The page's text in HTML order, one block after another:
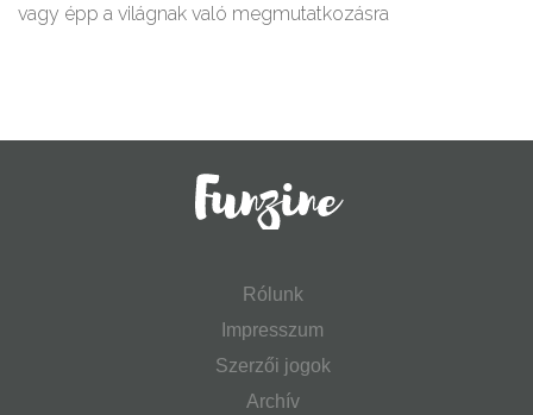
vagy épp a világnak való megmutatkozásra
Rólunk
Impresszum
Szerzői jogok
Archív